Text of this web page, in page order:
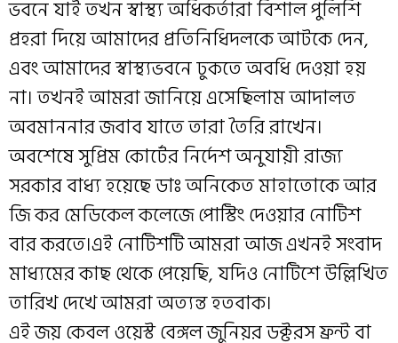
ভবনে যাই তখন স্বাস্থ্য অধিকর্তারা বিশাল পুলিশি
প্রহরা দিয়ে আমাদের প্রতিনিধিদলকে আটকে দেন,
এবং আমাদের স্বাস্থ্যভবনে ঢুকতে অবধি দেওয়া হয়
না। তখনই আমরা জানিয়ে এসেছিলাম আদালত
অবমাননার জবাব যাতে তারা তৈরি রাখেন।
অবশেষে সুপ্রিম কোর্টের নির্দেশ অনুযায়ী রাজ্য
সরকার বাধ্য হয়েছে ডাঃ অনিকেত মাহাতোকে আর
জি কর মেডিকেল কলেজে পোস্টিং দেওয়ার নোটিশ
বার করতে।এই নোটিশটি আমরা আজ এখনই সংবাদ
মাধ্যমের কাছ থেকে পেয়েছি, যদিও নোটিশে উল্লিখিত
তারিখ দেখে আমরা অত্যন্ত হতবাক।
এই জয় কেবল ওয়েস্ট বেঙ্গল জুনিয়র ডক্টরস ফ্রন্ট বা